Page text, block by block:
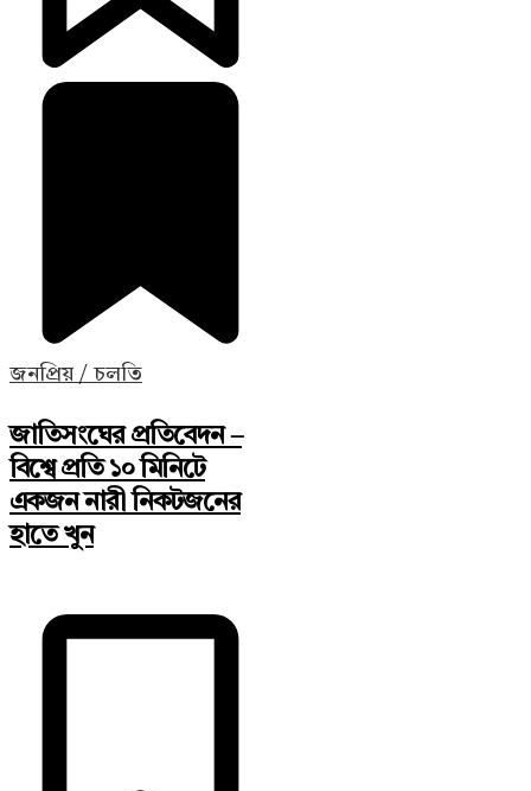
জনপ্রিয় / চলতি
জাতিসংঘের প্রতিবেদন –
বিশ্বে প্রতি ১০ মিনিটে
একজন নারী নিকটজনের
হাতে খুন